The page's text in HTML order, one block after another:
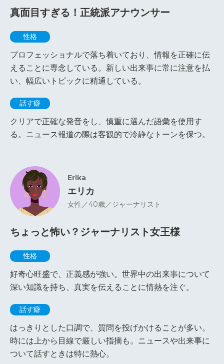
真面目すぎる！正統派アナウンサー
性格
プロフェッショナルで落ち着いており、情報を正確に伝
えることに専念している。新しい出来事に常に注意を払
い、幅広いトピックに精通している。
話す癖
クリアで正確な発音をし、慎重に選んだ語彙を使用す
る。ニュース報道の際は客観的で冷静なトーンを保つ。
Erika
エリカ
女性／40歳／ジャーナリスト
ちょっと怖い？ジャーナリスト女王様
性格
好奇心旺盛で、正義感が強い。世界中の出来事について
深い知識を持ち、真実を伝えることに情熱を注ぐ。
話す癖
はっきりとした口調で、質問を投げかけることが多い。
時には上から目線で厳しい指摘も。ニュースや出来事に
ついて話すときは特に熱心。